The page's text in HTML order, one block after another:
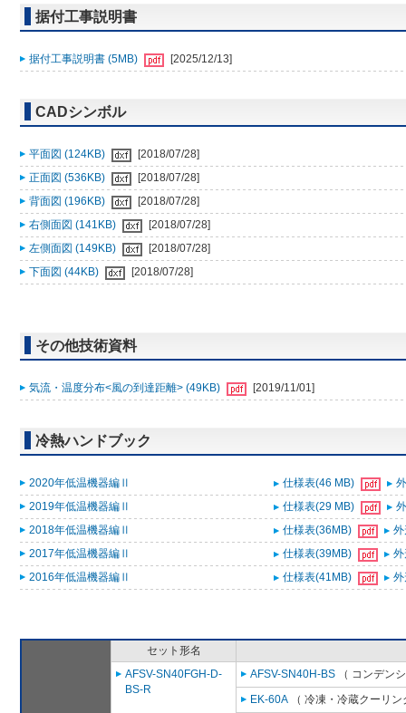
据付工事説明書
据付工事説明書 (5MB) [2025/12/13]
CADシンボル
平面図 (124KB)
[2018/07/28]
正面図 (536KB)
[2018/07/28]
背面図 (196KB)
[2018/07/28]
右側面図 (141KB)
[2018/07/28]
左側面図 (149KB)
[2018/07/28]
下面図 (44KB)
[2018/07/28]
その他技術資料
気流・温度分布<風の到達距離> (49KB) [2019/11/01]
冷熱ハンドブック
2020年低温機器編Ⅱ 仕様表(46 MB)
2019年低温機器編Ⅱ
仕様表(29 MB)
2018年低温機器編Ⅱ
仕様表(36MB)
2017年低温機器編Ⅱ
仕様表(39MB)
2016年低温機器編Ⅱ
仕様表(41MB)
セット形名
AFSV-SN40FGH-D-
BS-R
AFSV-SN40H-BS （ コンデン
EK-60A （ 冷凍・冷蔵クーリ